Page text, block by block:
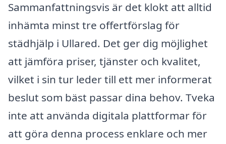
Sammanfattningsvis är det klokt att alltid
inhämta minst tre offertförslag för
städhjälp i Ullared. Det ger dig möjlighet
att jämföra priser, tjänster och kvalitet,
vilket i sin tur leder till ett mer informerat
beslut som bäst passar dina behov. Tveka
inte att använda digitala plattformar för
att göra denna process enklare och mer